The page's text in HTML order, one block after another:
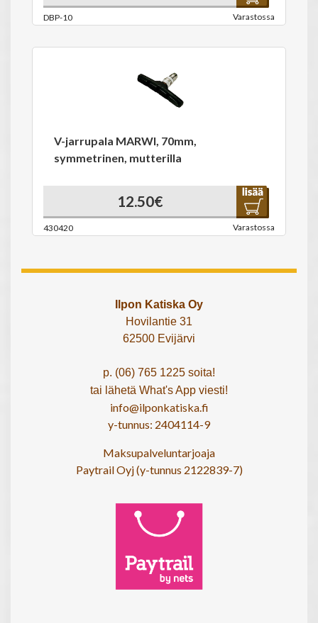
DBP-10 Varastossa
V-jarrupala MARWI, 70mm,
symmetrinen, mutterilla
12.50€
430420 Varastossa
Ilpon Katiska Oy
Hovilantie 31
62500 Evijärvi
p. (06) 765 1225 soita!
tai lähetä What's App viesti!
info@ilponkatiska.fi
y-tunnus: 2404114-9
Maksupalveluntarjoaja
Paytrail Oyj (y-tunnus 2122839-7)